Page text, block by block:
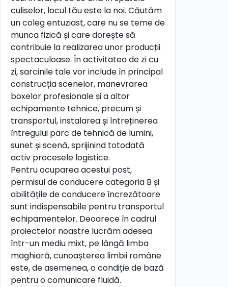
culiselor, locul tău este la noi. Căutăm
un coleg entuziast, care nu se teme de
munca fizică și care dorește să
contribuie la realizarea unor producții
spectaculoase. În activitatea de zi cu
zi, sarcinile tale vor include în principal
construcția scenelor, manevrarea
boxelor profesionale și a altor
echipamente tehnice, precum și
transportul, instalarea și întreținerea
întregului parc de tehnică de lumini,
sunet și scenă, sprijinind totodată
activ procesele logistice.
Pentru ocuparea acestui post,
permisul de conducere categoria B și
abilitățile de conducere încrezătoare
sunt indispensabile pentru transportul
echipamentelor. Deoarece în cadrul
proiectelor noastre lucrăm adesea
într-un mediu mixt, pe lângă limba
maghiară, cunoașterea limbii române
este, de asemenea, o condiție de bază
pentru o comunicare fluidă.